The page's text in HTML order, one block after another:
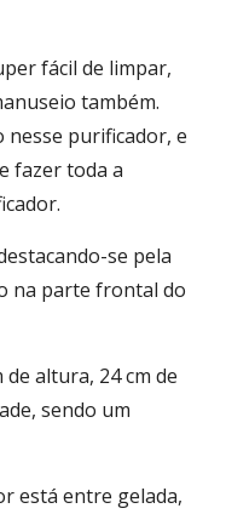
fácil de limpar,
também.
nesse purificador, e
fazer toda a
se pela
na parte frontal do
de altura, 24 cm de
sendo um
está entre gelada,